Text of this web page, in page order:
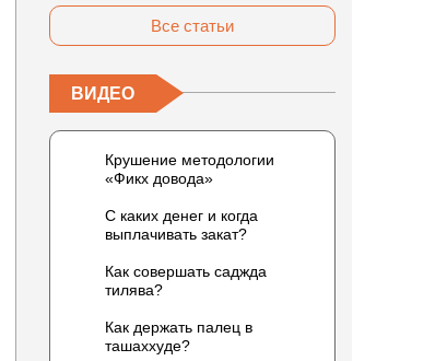
Все статьи
ВИДЕО
Крушение методологии
«Фикх довода»
С каких денег и когда
выплачивать закат?
Как совершать саджда
тилява?
Как держать палец в
ташаххуде?